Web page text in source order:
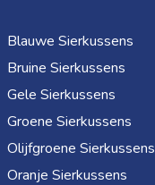
Blauwe Sierkussens
Bruine Sierkussens
Gele Sierkussens
Groene Sierkussens
Olijfgroene Sierkussens
Oranje Sierkussens